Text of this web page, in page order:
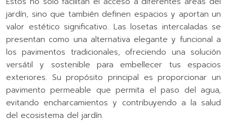
jardín, sino que también definen espacios y aportan un
valor estético significativo. Las losetas intercaladas se
presentan como una alternativa elegante y funcional a
los pavimentos tradicionales, ofreciendo una solución
versátil y sostenible para embellecer tus espacios
exteriores. Su propósito principal es proporcionar un
pavimento permeable que permita el paso del agua,
evitando encharcamientos y contribuyendo a la salud
del ecosistema del jardín.